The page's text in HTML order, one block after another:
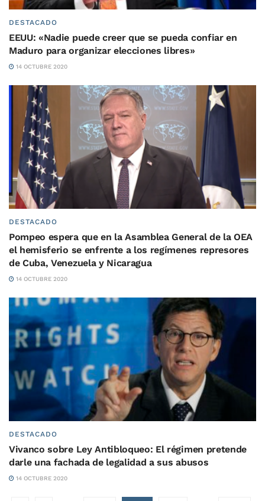
DESTACADO
EEUU: «Nadie puede creer que se pueda confiar en
Maduro para organizar elecciones libres»
14 OCTUBRE 2020
DESTACADO
Pompeo espera que en la Asamblea General de la OEA
el hemisferio se enfrente a los regímenes represores
de Cuba, Venezuela y Nicaragua
14 OCTUBRE 2020
DESTACADO
Vivanco sobre Ley Antibloqueo: El régimen pretende
darle una fachada de legalidad a sus abusos
14 OCTUBRE 2020